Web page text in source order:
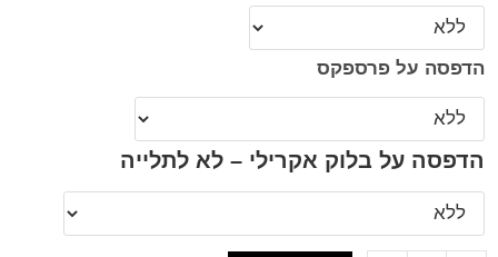
הדפסה על פרספקס
הדפסה על בלוק אקרילי – לא לתלייה